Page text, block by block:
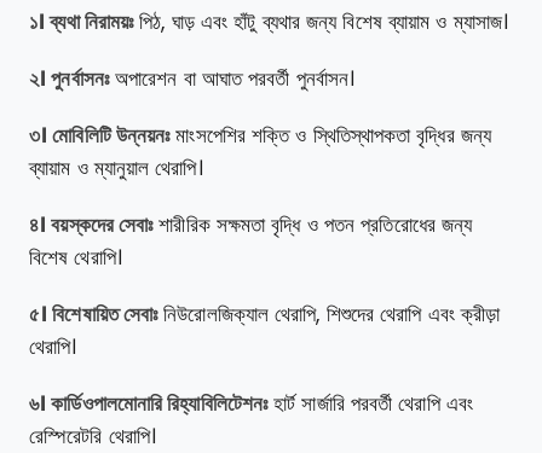
১। ব্যথা নিরাময়ঃপিঠ, ঘাড় এবং হাঁটু ব্যথার জন্য বিশেষ ব্যায়াম ও ম্যাসাজ।
২। পুনর্বাসনঃঅপারেশন বা আঘাত পরবর্তী পুনর্বাসন।
৩। মোবিলিটি উন্নয়নঃমাংসপেশির শক্তি ও স্থিতিস্থাপকতা বৃদ্ধির জন্য
ব্যায়াম ও ম্যানুয়াল থেরাপি।
৪। বয়স্কদের সেবাঃশারীরিক সক্ষমতা বৃদ্ধি ও পতন প্রতিরোধের জন্য
বিশেষ থেরাপি।
৫। বিশেষায়িত সেবাঃনিউরোলজিক্যাল থেরাপি, শিশুদের থেরাপি এবং ক্রীড়া
থেরাপি।
৬। কার্ডিওপালমোনারি রিহ্যাবিলিটেশনঃহার্ট সার্জারি পরবর্তী থেরাপি এবং
রেস্পিরেটরি থেরাপি।